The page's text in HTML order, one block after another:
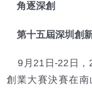
角逐深創
第十五屆深圳創
9月21日-22日，
創業大賽決賽在